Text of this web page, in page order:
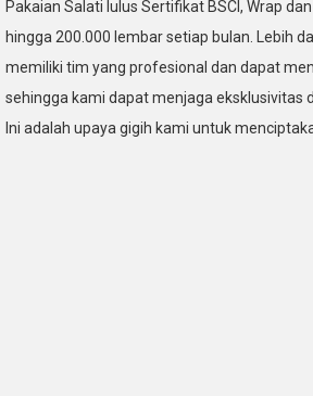
Pakaian Salati lulus Sertifikat BSCI, Wrap
hingga 200.000 lembar setiap bulan. Lebih
memiliki tim yang profesional dan dapat
sehingga kami dapat menjaga eksklusivitas
Ini adalah upaya gigih kami untuk